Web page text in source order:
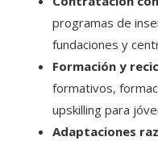
programas de
fundaciones y
Formación y
formativos,
upskilling para
Adaptaciones